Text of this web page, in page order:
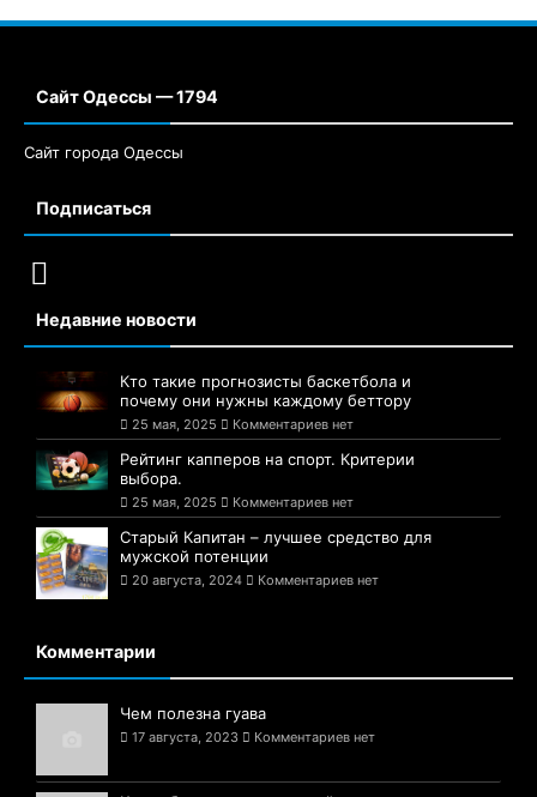
Сайт Одессы — 1794
Сайт города Одессы
Подписаться
Недавние новости
Кто такие прогнозисты баскетбола и
почему они нужны каждому беттору
25 мая, 2025 Комментариев нет
Рейтинг капперов на спорт. Критерии
выбора.
25 мая, 2025 Комментариев нет
Старый Капитан – лучшее средство для
мужской потенции
20 августа, 2024 Комментариев нет
Комментарии
Чем полезна гуава
17 августа, 2023 Комментариев нет